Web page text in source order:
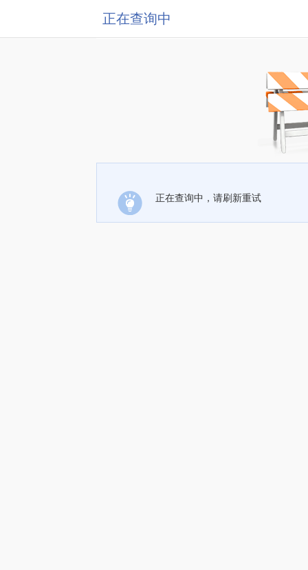
正在查询中
正在查询中，请刷新重试